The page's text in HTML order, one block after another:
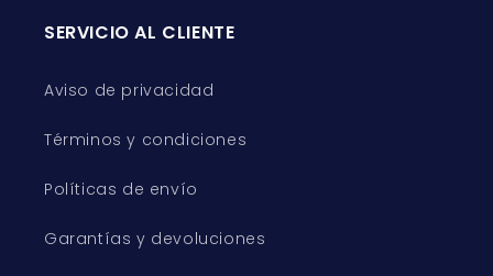
SERVICIO AL CLIENTE
Aviso de privacidad
Términos y condiciones
Políticas de envío
Garantías y devoluciones